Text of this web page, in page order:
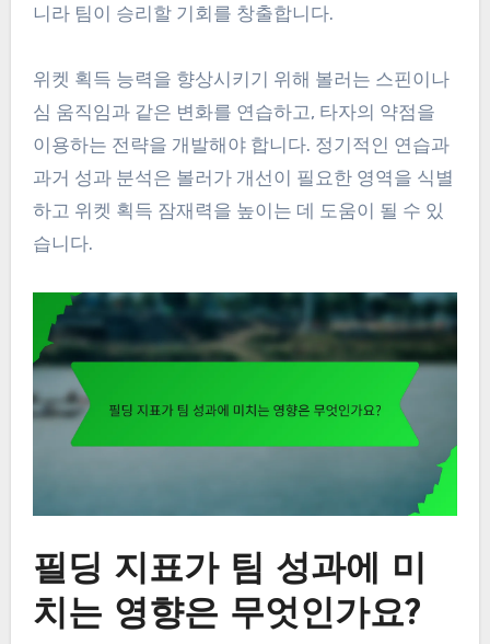
니라 팀이 승리할 기회를 창출합니다.
위켓 획득 능력을 향상시키기 위해 볼러는 스핀이나
심 움직임과 같은 변화를 연습하고, 타자의 약점을
이용하는 전략을 개발해야 합니다. 정기적인 연습과
과거 성과 분석은 볼러가 개선이 필요한 영역을 식별
하고 위켓 획득 잠재력을 높이는 데 도움이 될 수 있
습니다.
필딩 지표가 팀 성과에 미
치는 영향은 무엇인가요?